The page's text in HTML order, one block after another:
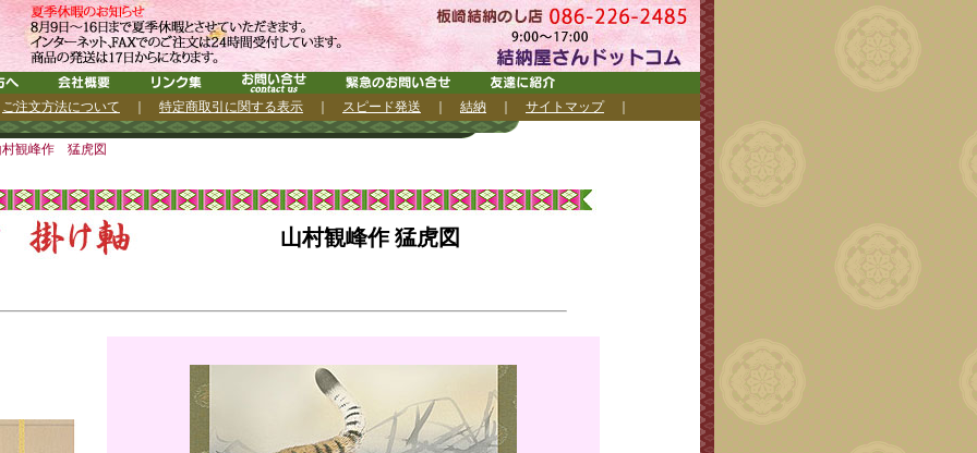
ご注文方法について 特定商取引に関する表示 スピード発送 結納 サイトマップ｜
村観峰作 猛虎図
山村観峰作 猛虎図